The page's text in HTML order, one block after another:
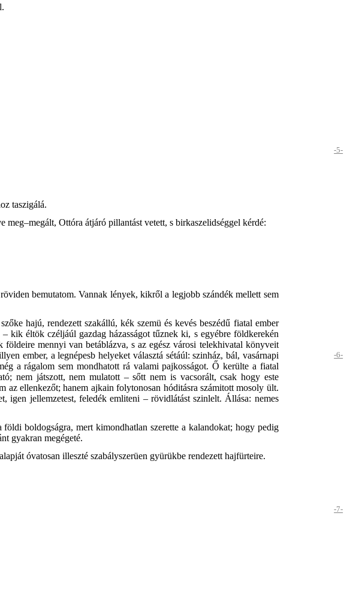
-5-
taszigálá.
meg–megált, Ottóra átjáró pillantást vetett, s birkaszelidséggel kérdé:
bemutatom. Vannak lények, kikről a legjobb szándék mellett sem
hajú, rendezett szakállú, kék szemü és kevés beszédű fiatal ember
kik éltök czéljáúl gazdag házasságot tűznek ki, s egyébre földkerekén
mennyi van betáblázva, s az egész városi telekhivatal könyveit
ember, a legnépesb
-6-
helyeket választá sétáúl: szinház, bál, vasárnapi
a rágalom sem mondhatott rá valami pajkosságot. Ő kerülte a fiatal
nem játszott, nem mulatott – sőtt nem is vacsorált, csak hogy este
az ellenkezőt; hanem ajkain folytonosan hóditásra számitott mosoly ült.
igen jellemzetest, feledék emliteni – rövidlátást szinlelt. Állása: nemes
boldogságra, mert kimondhatlan szerette a kalandokat; hogy pedig
gyakran megégeté.
óvatosan illeszté szabályszerüen gyürükbe rendezett hajfürteire.
-7-